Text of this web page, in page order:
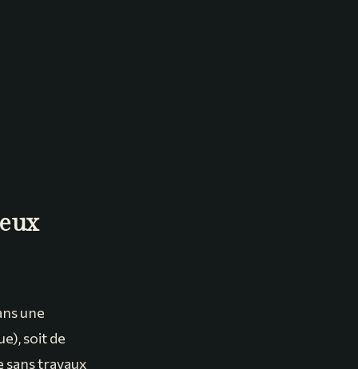
une
soit de
sans travaux